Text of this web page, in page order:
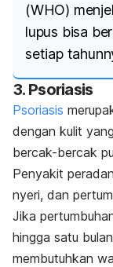
(WHO)
lupus bisa
setiap
3. Psoriasis
Psoriasis
dengan kulit
bercak-bercak
Penyakit
nyeri, dan
Jika
hingga satu
membutuhkan